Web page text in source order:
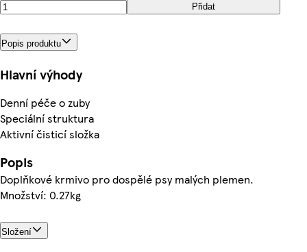
Přidat
Popis produktu
Hlavní výhody
Denní péče o zuby
Speciální struktura
Aktivní čisticí složka
Popis
Doplňkové krmivo pro dospělé psy malých plemen.
Množství: 0.27kg
Složení